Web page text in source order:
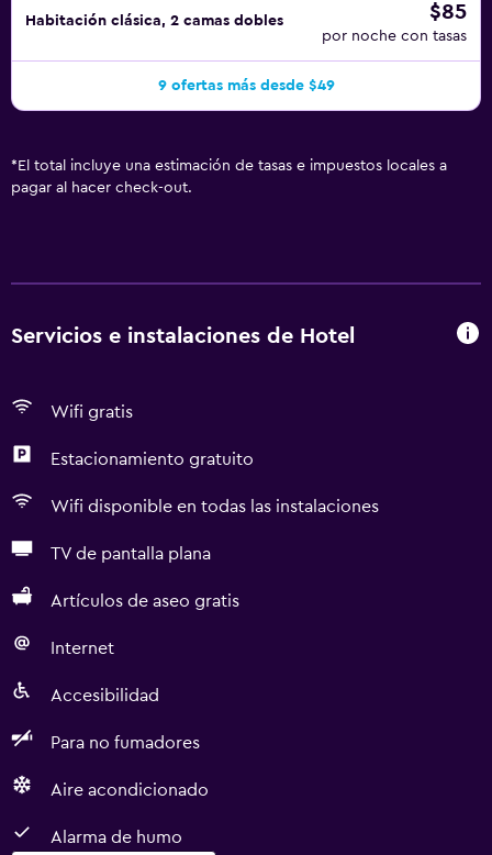
Habitación clásica, 2 camas dobles $85
por noche con tasas
9 ofertas más desde $49
* El total incluye una estimación de tasas e impuestos locales a
pagar al hacer check-out.
Servicios e instalaciones de Hotel
Wifi gratis
Estacionamiento gratuito
Wifi disponible en todas las instalaciones
TV de pantalla plana
Artículos de aseo gratis
Internet
Accesibilidad
Para no fumadores
Aire acondicionado
Alarma de humo